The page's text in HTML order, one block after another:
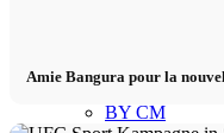
BY CM
Amie Bangura pour la